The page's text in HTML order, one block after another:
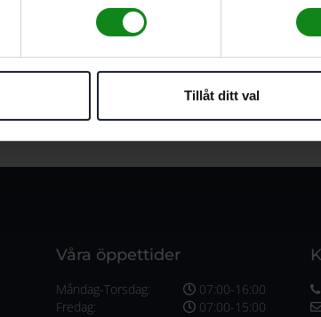
Tillåt ditt val
Våra öppettider
Måndag-Torsdag:
Fredag:
07:00-16:00
07:00-15:00